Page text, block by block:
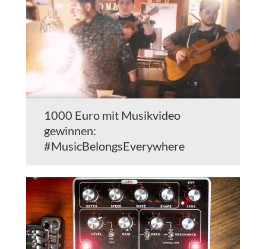
1000 Euro mit Musikvideo
gewinnen:
#MusicBelongsEverywhere